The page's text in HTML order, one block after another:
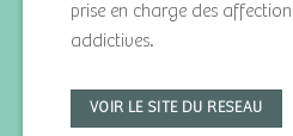
prise en charge des
addictives.
VOIR LE SITE DU RESEAU